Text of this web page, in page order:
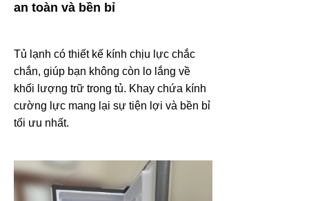
an toàn và bền bỉ
Tủ lạnh có thiết kế kính chịu lực chắc
chắn, giúp bạn không còn lo lắng về
khối lượng trữ trong tủ. Khay chứa kính
cường lực mang lại sự tiện lợi và bền bỉ
tối ưu nhất.